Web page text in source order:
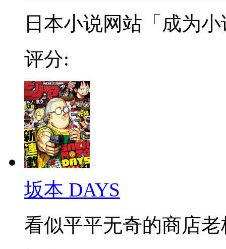
日本小说网站「成为
评分:
坂本 DAYS
看似平平无奇的商店老